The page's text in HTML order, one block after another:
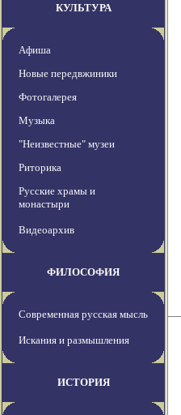
КУЛЬТУРА
Афиша
Новые передвжиники
Фотогалерея
Музыка
"Неизвестные" музеи
Риторика
Русские храмы и
монастыри
Видеоархив
ФИЛОСОФИЯ
Современная русская мысль
Искания и размышления
ИСТОРИЯ